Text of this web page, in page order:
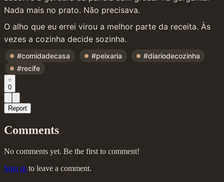
Nada mais no prato. Não precisava.
O alho que eu errei virou a melhor parte da receita. Às
vezes a cozinha decide sozinha.
#comidadecasa #peixaria
#diariodecozinha
#recife
0
Report
Comments
No comments yet. Be the first to comment!
Sign in to leave a comment.